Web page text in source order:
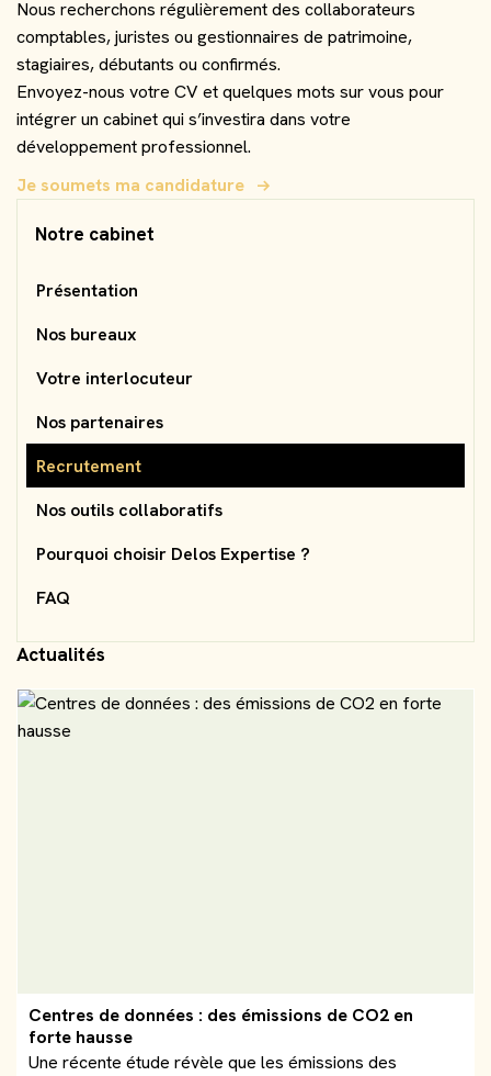
FAQ
Particuliers
Pilotage d'entreprise
Investisseurs immobiliers
Facturation Électronique
Nous recherchons régulièrement des collaborateurs
comptables, juristes ou gestionnaires de patrimoine,
stagiaires, débutants ou confirmés.
Envoyez-nous votre CV et quelques mots sur vous pour
intégrer un cabinet qui s’investira dans votre
développement professionnel.
Je soumets ma candidature
Notre cabinet
Présentation
Nos bureaux
Votre interlocuteur
Nos partenaires
Recrutement
Nos outils collaboratifs
Pourquoi choisir Delos Expertise ?
FAQ
Actualités
Centres de données : des émissions de CO2 en
forte hausse
Une récente étude révèle que les émissions des